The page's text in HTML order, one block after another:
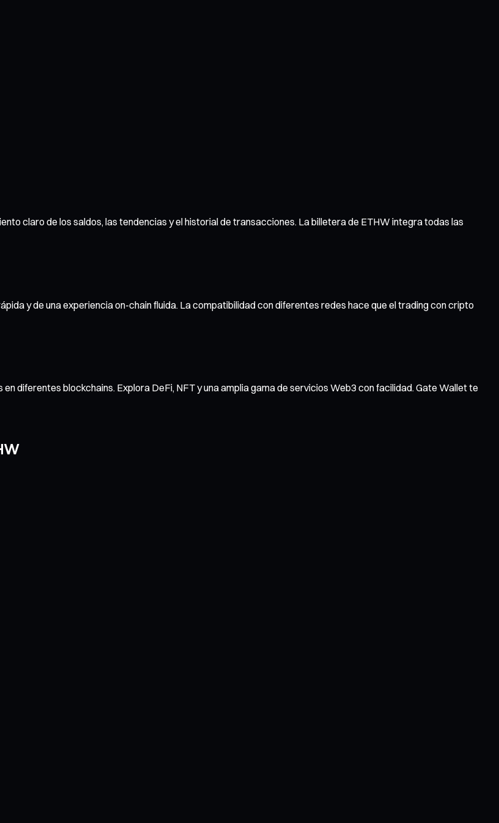
claro de los saldos, las tendencias y el historial de transacciones. La billetera de ETHW integra todas las
y de una experiencia on-chain fluida. La compatibilidad con diferentes redes hace que el trading con cripto
diferentes blockchains. Explora DeFi, NFT y una amplia gama de servicios Web3 con facilidad. Gate Wallet te